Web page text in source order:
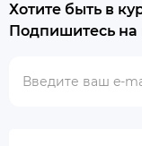
Хотите быть в
Подпишитесь на